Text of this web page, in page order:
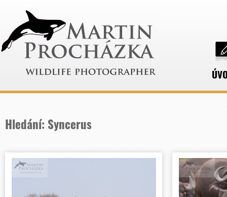
Hledání: Syncerus